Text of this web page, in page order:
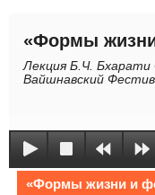
«Формы
Лекция Б.Ч. Бхарати
Вайшнавский
«Формы жизни и